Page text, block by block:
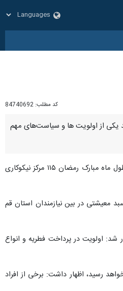
کد مطلب: 84740692